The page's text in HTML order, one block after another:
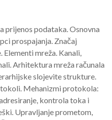
prijenos podataka. Osnovna
prospajanja. Značaj
Elementi mreža. Kanali,
Arhitektura mreža računala
slojevite strukture.
Mehanizmi protokola:
kontrola toka i
Upravljanje prometom,